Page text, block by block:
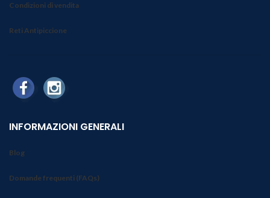
Condizioni di vendita
Reti Antipiccione
INFORMAZIONI GENERALI
Blog
Domande frequenti (FAQs)